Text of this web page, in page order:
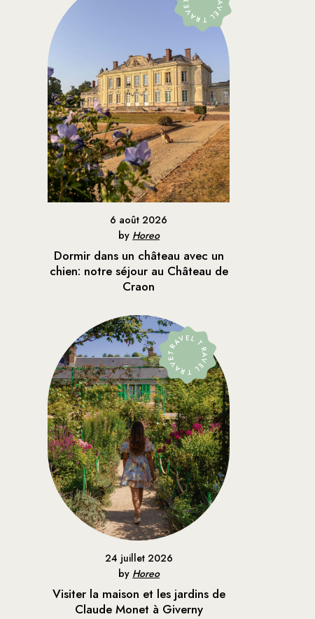
6 août 2026
by Horeo
Dormir dans un château avec un
chien: notre séjour au Château de
Craon
TRAVEL TRAVEL TRAVEL
24 juillet 2026
by Horeo
Visiter la maison et les jardins de
Claude Monet à Giverny